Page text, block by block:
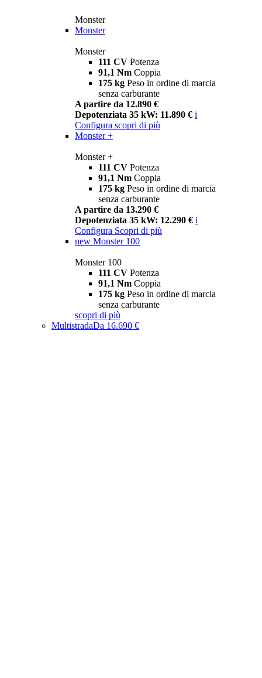
Monster
Monster
Monster
111 CV Potenza
91,1 Nm Coppia
175 kg Peso in ordine di marcia
senza carburante
A partire da 12.890 €
Depotenziata 35 kW: 11.890 € i
Configura scopri di più
Monster +
Monster +
111 CV Potenza
91,1 Nm Coppia
175 kg Peso in ordine di marcia
senza carburante
A partire da 13.290 €
Depotenziata 35 kW: 12.290 € i
Configura Scopri di più
new Monster 100
Monster 100
111 CV Potenza
91,1 Nm Coppia
175 kg Peso in ordine di marcia
senza carburante
scopri di più
MultistradaDa 16.690 €